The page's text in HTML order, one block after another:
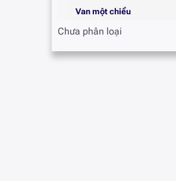
Van một chiều
Chưa phân loại